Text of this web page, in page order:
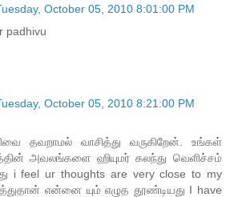
October 05, 2010 8:01:00 PM
padhivu
October 05, 2010 8:21:00 PM
தவறாமல் வாசித்து வருகிறேன். உங்கள்
அவலங்களை ஹியுமர் கலந்து வெளிச்சம்
i feel ur thoughts are very close to my
என்னை யும் எழுத தூண்டியது I have